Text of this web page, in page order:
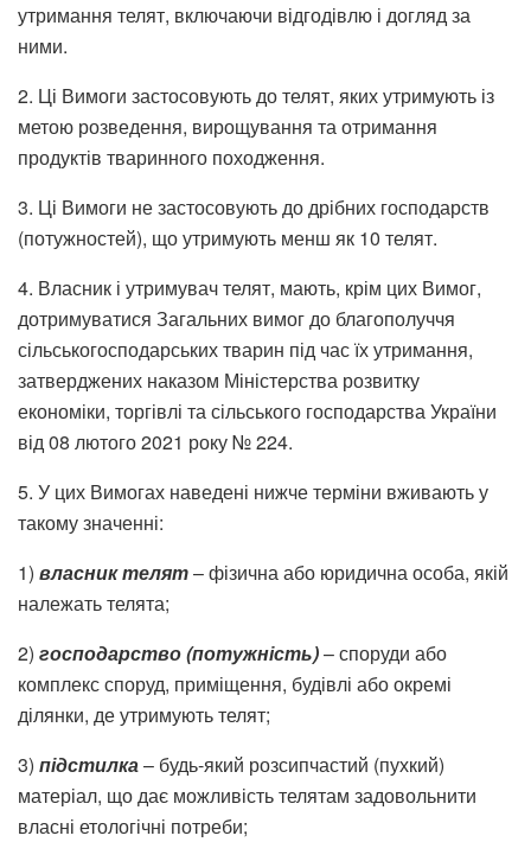
утримання телят, включаючи відгодівлю і догляд за
ними.
2. Ці Вимоги застосовують до телят, яких утримують із
метою розведення, вирощування та отримання
продуктів тваринного походження.
3. Ці Вимоги не застосовують до дрібних господарств
(потужностей), що утримують менш як 10 телят.
4. Власник і утримувач телят, мають, крім цих Вимог,
дотримуватися Загальних вимог до благополуччя
сільськогосподарських тварин під час їх утримання,
затверджених наказом Міністерства розвитку
економіки, торгівлі та сільського господарства України
від 08 лютого 2021 року № 224.
5. У цих Вимогах наведені нижче терміни вживають у
такому значенні:
1) власник телят– фізична або юридична особа, якій
належать телята;
2) господарство (потужність)– споруди або
комплекс споруд, приміщення, будівлі або окремі
ділянки, де утримують телят;
3) підстилка– будь-який розсипчастий (пухкий)
матеріал, що дає можливість телятам задовольнити
власні етологічні потреби;